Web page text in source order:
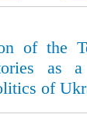
of the
as
of